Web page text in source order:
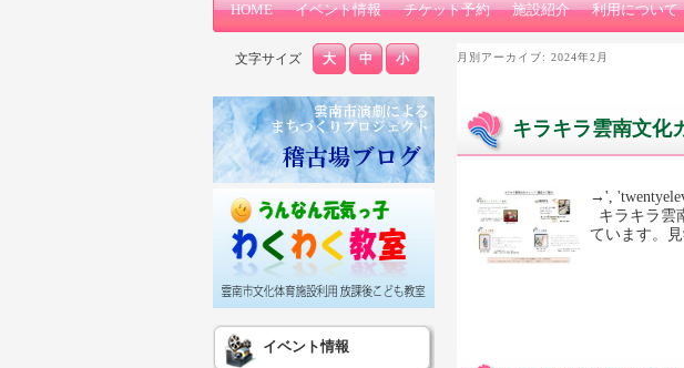
メインメニュー
メインコンテンツへ移動
サブコンテンツへ移動
HOME イベント情報 チケット予約 施設紹介 利用について
月別アーカイブ: 2024年2月
キラキラ雲南文化
→',
キラキラ
ています。
文字サイズ 大 中 小
イベント情報